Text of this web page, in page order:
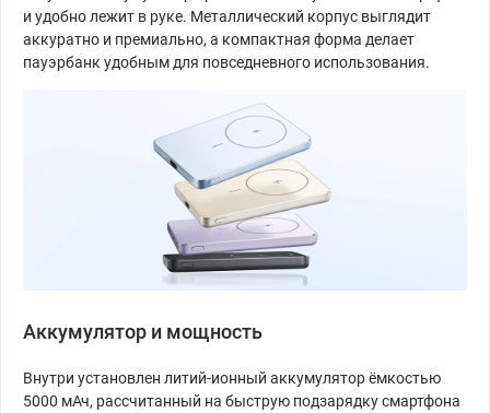
и удобно лежит в руке. Металлический корпус выглядит
аккуратно и премиально, а компактная форма делает
пауэрбанк удобным для повседневного использования.
Аккумулятор и мощность
Внутри установлен литий-ионный аккумулятор ёмкостью
5000 мАч, рассчитанный на быструю подзарядку смартфона